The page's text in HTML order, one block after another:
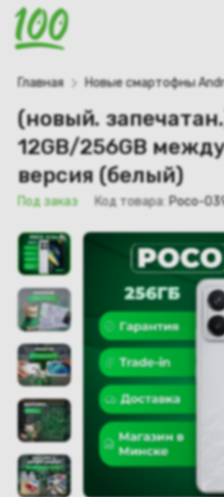
Главная Новые смартофны
(новый.
12GB/256GB
версия (белый)
Под заказ Код товара: Poco-